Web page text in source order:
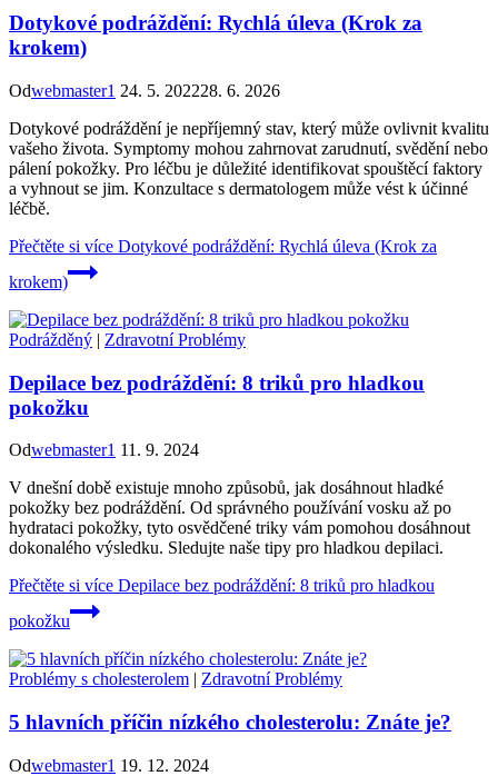
Dotykové podráždění: Rychlá úleva (Krok za
krokem)
Odwebmaster1 24. 5. 202228. 6. 2026
Dotykové podráždění je nepříjemný stav, který může ovlivnit kvalitu
vašeho života. Symptomy mohou zahrnovat zarudnutí, svědění nebo
pálení pokožky. Pro léčbu je důležité identifikovat spouštěcí faktory
a vyhnout se jim. Konzultace s dermatologem může vést k účinné
léčbě.
Přečtěte si více Dotykové podráždění: Rychlá úleva (Krok za
krokem)
Podrážděný | Zdravotní Problémy
Depilace bez podráždění: 8 triků pro hladkou
pokožku
Odwebmaster1 11. 9. 2024
V dnešní době existuje mnoho způsobů, jak dosáhnout hladké
pokožky bez podráždění. Od správného používání vosku až po
hydrataci pokožky, tyto osvědčené triky vám pomohou dosáhnout
dokonalého výsledku. Sledujte naše tipy pro hladkou depilaci.
Přečtěte si více Depilace bez podráždění: 8 triků pro hladkou
pokožku
Problémy s cholesterolem | Zdravotní Problémy
5 hlavních příčin nízkého cholesterolu: Znáte je?
Odwebmaster1 19. 12. 2024